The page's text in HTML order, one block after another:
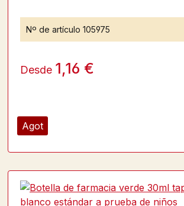
Agot
Nº de artículo 105975
Desde 1,16 €